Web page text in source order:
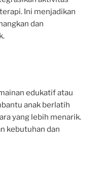
Ini menjadikan
dan
edukatif atau
anak berlatih
yang lebih menarik.
kebutuhan dan